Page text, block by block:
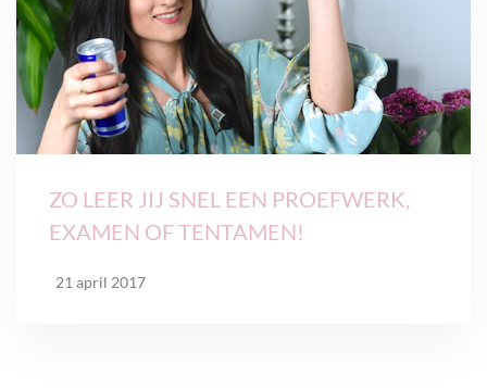
ZO LEER JIJ SNEL EEN PROEFWERK,
EXAMEN OF TENTAMEN!
21 april 2017